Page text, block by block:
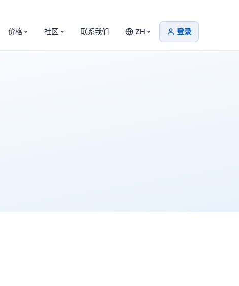
价格 社区 联系我们 ZH 登录